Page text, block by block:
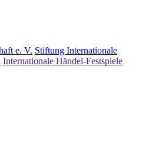
e. V. Stiftung Internationale
Internationale Händel-Festspiele